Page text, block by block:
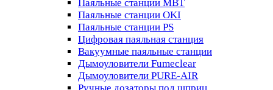
Паяльные станции MBT
Паяльные станции OKI
Паяльные станции PS
Цифровая паяльная станция
Вакуумные паяльные станции
Дымоуловители Fumeclear
Дымоуловители PURE-AIR
Ручные дозаторы под шприц